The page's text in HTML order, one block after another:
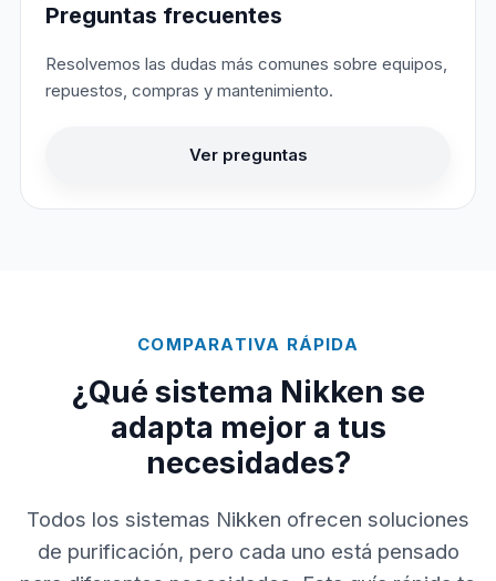
Preguntas frecuentes
Resolvemos las dudas más comunes sobre equipos,
repuestos, compras y mantenimiento.
Ver preguntas
COMPARATIVA RÁPIDA
¿Qué sistema Nikken se
adapta mejor a tus
necesidades?
Todos los sistemas Nikken ofrecen soluciones
de purificación, pero cada uno está pensado